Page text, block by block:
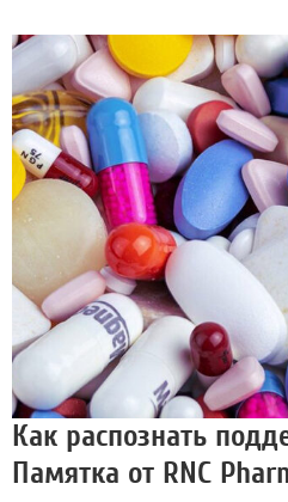
Как распознать
Памятка от RNC